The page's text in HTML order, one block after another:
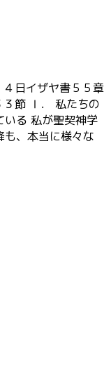
日イザヤ書５５章
３節 Ⅰ． 私たちの
いる 私が聖契神学
、本当に様々な